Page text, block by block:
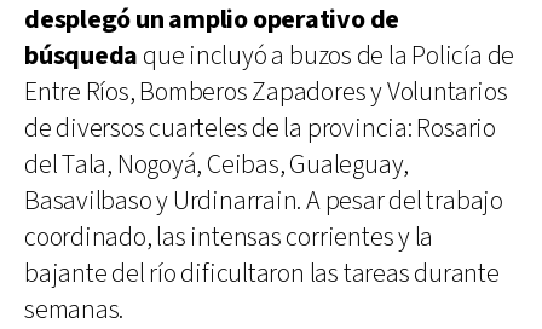
desplegó un amplio operativo de
búsqueda que incluyó a buzos de la Policía de
Entre Ríos, Bomberos Zapadores y Voluntarios
de diversos cuarteles de la provincia: Rosario
del Tala, Nogoyá, Ceibas, Gualeguay,
Basavilbaso y Urdinarrain. A pesar del trabajo
coordinado, las intensas corrientes y la
bajante del río dificultaron las tareas durante
semanas.